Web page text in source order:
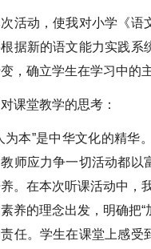
活动，使我对小学《语
据新的语文能力实践系
，确立学生在学习中的
课堂教学的思考：
为本”是中华文化的精华
师应力争一切活动都以
。在本次听课活动中，
养的理念出发，明确把
任。学生在课堂上感受